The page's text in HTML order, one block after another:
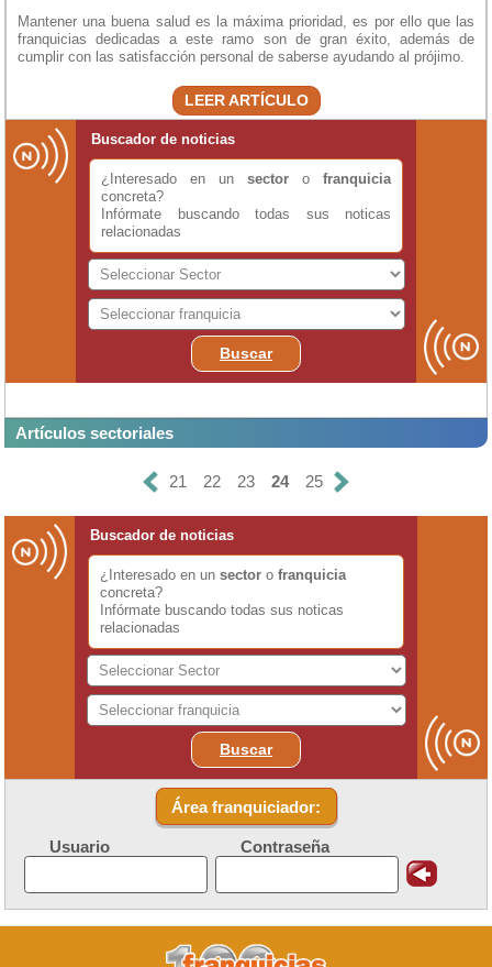
Mantener una buena salud es la máxima prioridad, es por ello que las
franquicias dedicadas a este ramo son de gran éxito, además de
cumplir con las satisfacción personal de saberse ayudando al prójimo.
LEER ARTÍCULO
Buscador de noticias
¿Interesado en un sector o franquicia
concreta?
Infórmate buscando todas sus noticas
relacionadas
Buscar
Artículos sectoriales
21 22 23 24 25
Buscador de noticias
¿Interesado en un sector o franquicia
concreta?
Infórmate buscando todas sus noticas
relacionadas
Buscar
Área franquiciador:
Usuario Contraseña